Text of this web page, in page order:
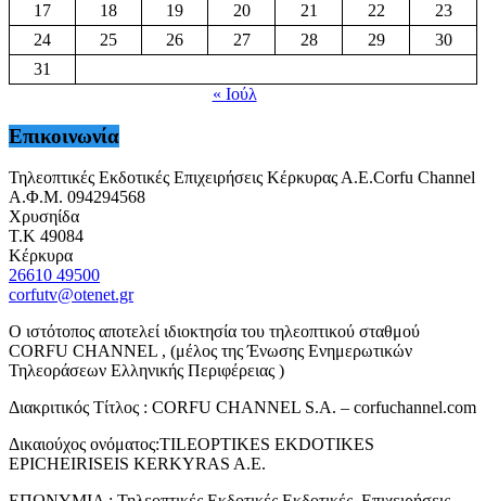
17
18 19 20 21 22
23
24
25 26 27 28 29
30
31
« Ιούλ
Επικοινωνία
Τηλεοπτικές Εκδοτικές Επιχειρήσεις Κέρκυρας Α.Ε.Corfu Channel
Α.Φ.Μ. 094294568
Χρυσηίδα
Τ.Κ 49084
Κέρκυρα
26610 49500
corfutv@otenet.gr
Ο ιστότοπος αποτελεί ιδιοκτησία του τηλεοπτικού σταθμού
CORFU CHANNEL , (μέλος της Ένωσης Ενημερωτικών
Τηλεοράσεων Ελληνικής Περιφέρειας )
Διακριτικός Τίτλος : CORFU CHANNEL S.A. – corfuchannel.com
Δικαιούχος ονόματος:TILEOPTIKES EKDOTIKES
EPICHEIRISEIS KERKYRAS A.E.